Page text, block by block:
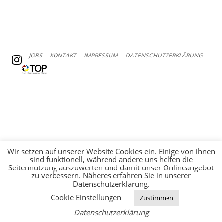
JOBS KONTAKT IMPRESSUM DATENSCHUTZERKLÄRUNG
Wir setzen auf unserer Website Cookies ein. Einige von ihnen
sind funktionell, während andere uns helfen die
Seitennutzung auszuwerten und damit unser Onlineangebot
zu verbessern. Näheres erfahren Sie in unserer
Datenschutzerklärung.
Cookie Einstellungen
Zustimmen
Datenschutzerklärung